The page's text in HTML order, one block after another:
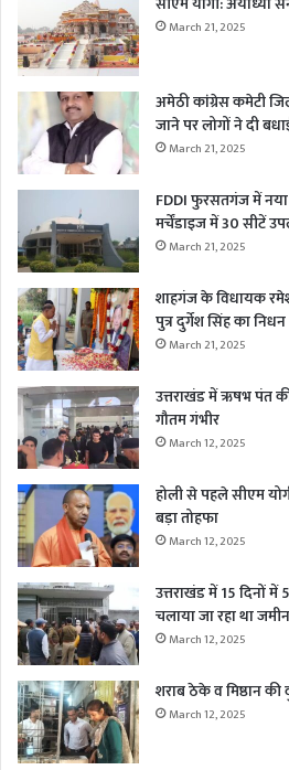
March 21, 2025
अमेठी कांग्रेस कमेटी
जाने पर लोगों ने दी
March 21, 2025
FDDI फुरसतगंज में
मर्चेंडाइज में 30 सीटें
March 21, 2025
शाहगंज के विधायक
पुत्र दुर्गेश सिंह का निधन
March 21, 2025
उत्तराखंड में ऋषभ पंत
गौतम गंभीर
March 12, 2025
होली से पहले सीएम
बड़ा तोहफा
March 12, 2025
उत्तराखंड में 15 दिनों
चलाया जा रहा था
March 12, 2025
शराब ठेके व मिष्ठान
March 12, 2025